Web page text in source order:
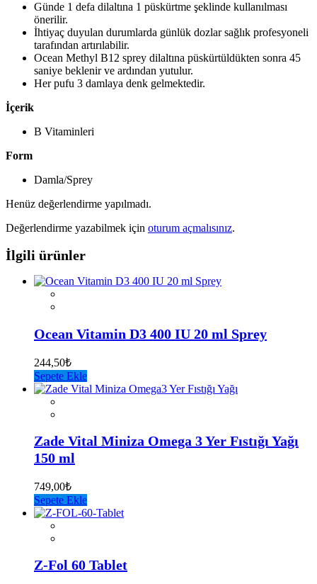
Günde 1 defa dilaltına 1 püskürtme şeklinde kullanılması
önerilir.
İhtiyaç duyulan durumlarda günlük dozlar sağlık profesyoneli
tarafından artırılabilir.
Ocean Methyl B12 sprey dilaltına püskürtüldükten sonra 45
saniye beklenir ve ardından yutulur.
Her pufu 3 damlaya denk gelmektedir.
İçerik
B Vitaminleri
Form
Damla/Sprey
Henüz değerlendirme yapılmadı.
Değerlendirme yazabilmek için oturum açmalısınız.
İlgili ürünler
Ocean Vitamin D3 400 IU 20 ml Sprey
244,50₺
Sepete Ekle
Zade Vital Miniza Omega 3 Yer Fıstığı Yağı
150 ml
749,00₺
Sepete Ekle
Z-Fol 60 Tablet